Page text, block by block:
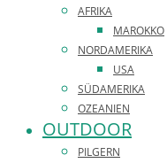
AFRIKA
MAROKKO
NORDAMERIKA
USA
SÜDAMERIKA
OZEANIEN
OUTDOOR
PILGERN